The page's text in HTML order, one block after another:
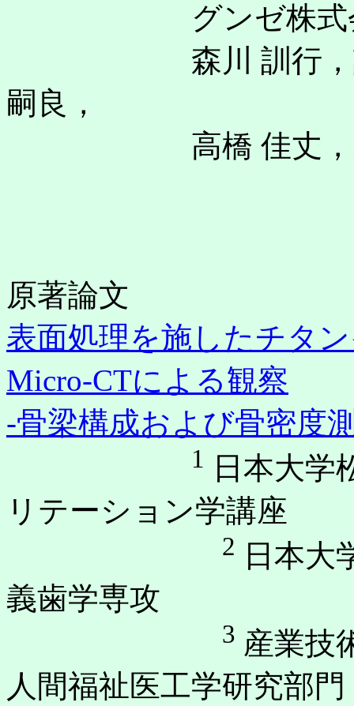
グンゼ株式会社
森川 訓行，諸田
嗣良，
高橋 佳丈，森田
原著論文
表面処理を施したチタ
Micro-CTによる観察
-骨梁構成および骨密度
1
日本大学
リテーション学講座
2 日本
義歯学専攻
3 産業技
人間福祉医工学研究部門